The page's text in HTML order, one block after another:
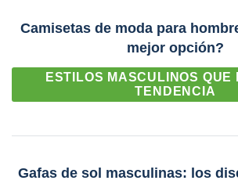
Camisetas de moda para
mejor opción?
ESTILOS MASCULINOS QUE
TENDENCIA
Gafas de sol masculinas: los